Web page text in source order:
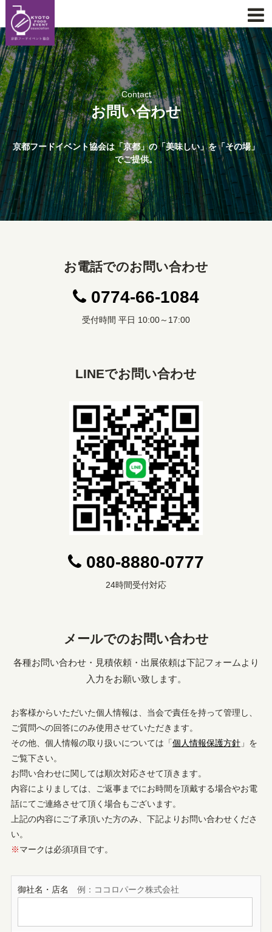
Contact
お問い合わせ
京都フードイベント協会は「京都」の「美味しい」を「その場」
でご提供。
お電話でのお問い合わせ
0774-66-1084
受付時間 平日 10:00～17:00
LINEでお問い合わせ
080-8880-0777
24時間受付対応
メールでのお問い合わせ
各種お問い合わせ・見積依頼・出展依頼は下記フォームより
入力をお願い致します。
お客様からいただいた個人情報は、当会で責任を持って管理し、
ご質問への回答にのみ使用させていただきます。
その他、個人情報の取り扱いについては「個人情報保護方針」を
ご覧下さい。
お問い合わせに関しては順次対応させて頂きます。
内容によりましては、ご返事までにお時間を頂戴する場合やお電
話にてご連絡させて頂く場合もございます。
上記の内容にご了承頂いた方のみ、下記よりお問い合わせくださ
い。
※マークは必須項目です。
御社名・店名 例：ココロパーク株式会社